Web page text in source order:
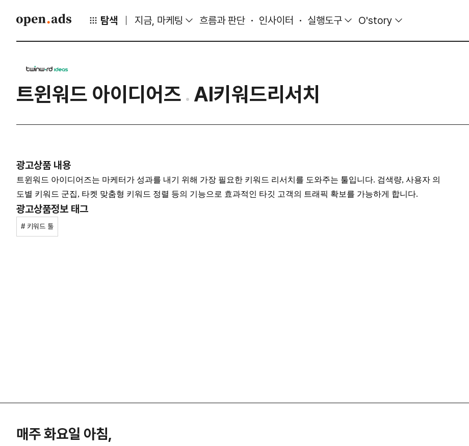
탐색 지금, 마케팅 흐름과 판단 인사이터 실행도구 O'story
트윈워드 아이디어즈 AI키워드리서치
광고상품 내용
트윈워드 아이디어즈는 마케터가 성과를 내기 위해 가장 필요한 키워드 리서치를 도와주는 툴입니다. 검색량, 사용자 의
도별 키워드 군집, 타켓 맞춤형 키워드 정렬 등의 기능으로 효과적인 타깃 고객의 트래픽 확보를 가능하게 합니다.
광고상품정보 태그
# 키워드 툴
매주 화요일 아침,